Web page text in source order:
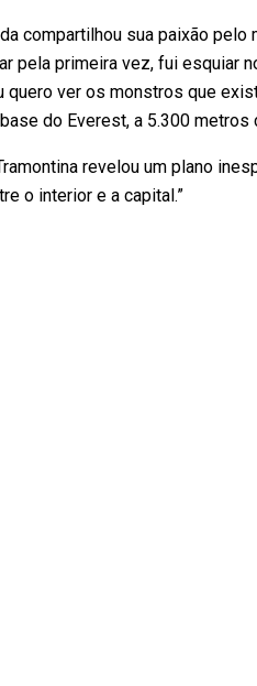
compartilhou sua paixão pelo
pela primeira vez, fui esquiar
quero ver os monstros que
do Everest, a 5.300 metros
revelou um plano
o interior e a capital.”